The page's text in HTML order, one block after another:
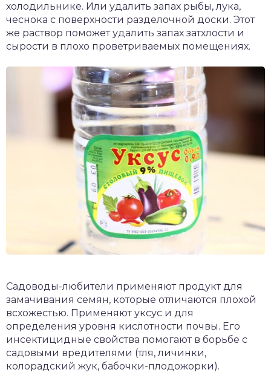
холодильнике. Или удалить запах рыбы, лука,
чеснока с поверхности разделочной доски. Этот
же раствор поможет удалить запах затхлости и
сырости в плохо проветриваемых помещениях.
Садоводы-любители применяют продукт для
замачивания семян, которые отличаются плохой
всхожестью. Применяют уксус и для
определения уровня кислотности почвы. Его
инсектицидные свойства помогают в борьбе с
садовыми вредителями (тля, личинки,
колорадский жук, бабочки-плодожорки).